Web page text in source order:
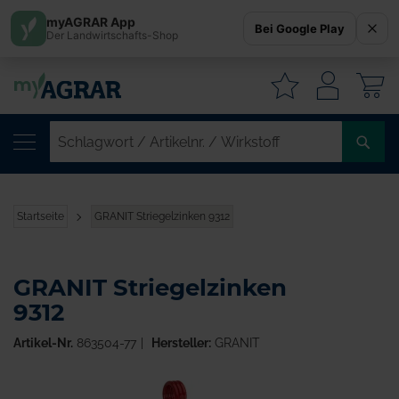
Startseite GRANIT Striegelzinken 9312
GRANIT Striegelzinken
9312
Artikel-Nr. 863504-77 Hersteller:GRANIT
myAGRAR App
Der Landwirtschafts-Shop Bei Google Play